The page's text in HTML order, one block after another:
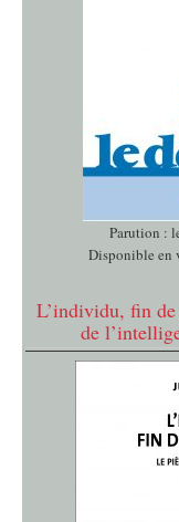
Parution :
Disponible en
L’individu, fin
de